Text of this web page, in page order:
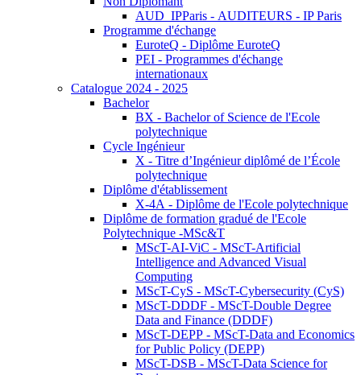
AUD_IPParis - AUDITEURS - IP Paris
Programme d'échange
EuroteQ - Diplôme EuroteQ
PEI - Programmes d'échange
internationaux
Catalogue 2024 - 2025
Bachelor
BX - Bachelor of Science de l'Ecole
polytechnique
Cycle Ingénieur
X - Titre d’Ingénieur diplômé de l’École
polytechnique
Diplôme d'établissement
X-4A - Diplôme de l'Ecole polytechnique
Diplôme de formation gradué de l'Ecole
Polytechnique -MSc&T
MScT-AI-ViC - MScT-Artificial
Intelligence and Advanced Visual
Computing
MScT-CyS - MScT-Cybersecurity (CyS)
MScT-DDDF - MScT-Double Degree
Data and Finance (DDDF)
MScT-DEPP - MScT-Data and Economics
for Public Policy (DEPP)
MScT-DSB - MScT-Data Science for